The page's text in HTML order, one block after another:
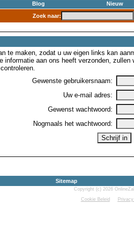
Blog Nieuw
Zoek naar:
te maken, zodat u uw eigen links kan
informatie aan ons heeft verzonden,
Gewenste gebruikersnaam:
Uw e-mail adres:
Gewenst wachtwoord:
Nogmaals het wachtwoord:
Sitemap
Copyright (c) 2026
Cookie Beleid